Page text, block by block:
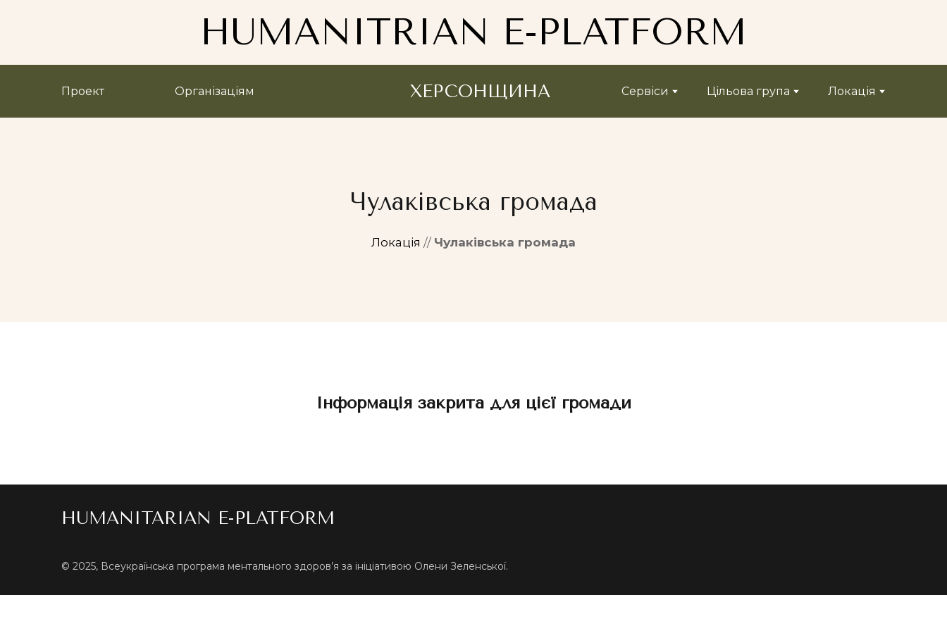
HUMANITRIAN E-PLATFORM
Проект Організаціям ХЕРСОНЩИНА Сервіси Цільова група Локація
Чулаківська громада
Локація // Чулаківська громада
Інформація закрита для цієї громади
HUMANITARIAN E-PLATFORM
© 2025, Всеукраїнська програма ментального здоров’я за ініціативою Олени Зеленської.